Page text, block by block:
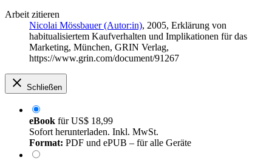
Arbeit zitieren
Nicolai Mössbauer (Autor:in), 2005, Erklärung von
habitualisiertem Kaufverhalten und Implikationen für das
Marketing, München, GRIN Verlag,
https://www.grin.com/document/91267
Schließen
eBook fürUS$ 18,99
Sofort herunterladen. Inkl. MwSt.
Format: PDF und ePUB – für alle Geräte